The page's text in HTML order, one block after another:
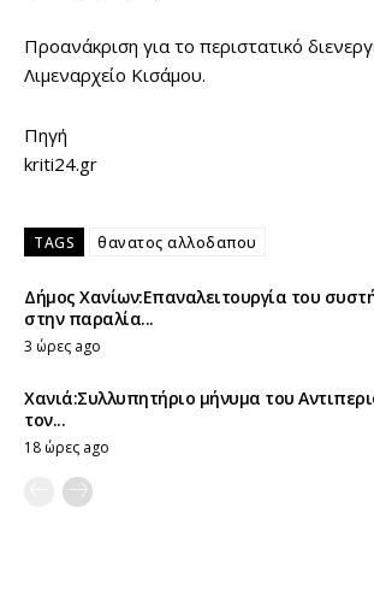
Προανάκριση για το περιστατικό
Λιμεναρχείο Κισάμου.
Πηγή
kriti24.gr
TAGS θανατος αλλοδαπου
Δήμος Χανίων:Επαναλειτουργία του
στην παραλία...
3 ώρες ago
Χανιά:Συλλυπητήριο μήνυμα του
τον...
18 ώρες ago